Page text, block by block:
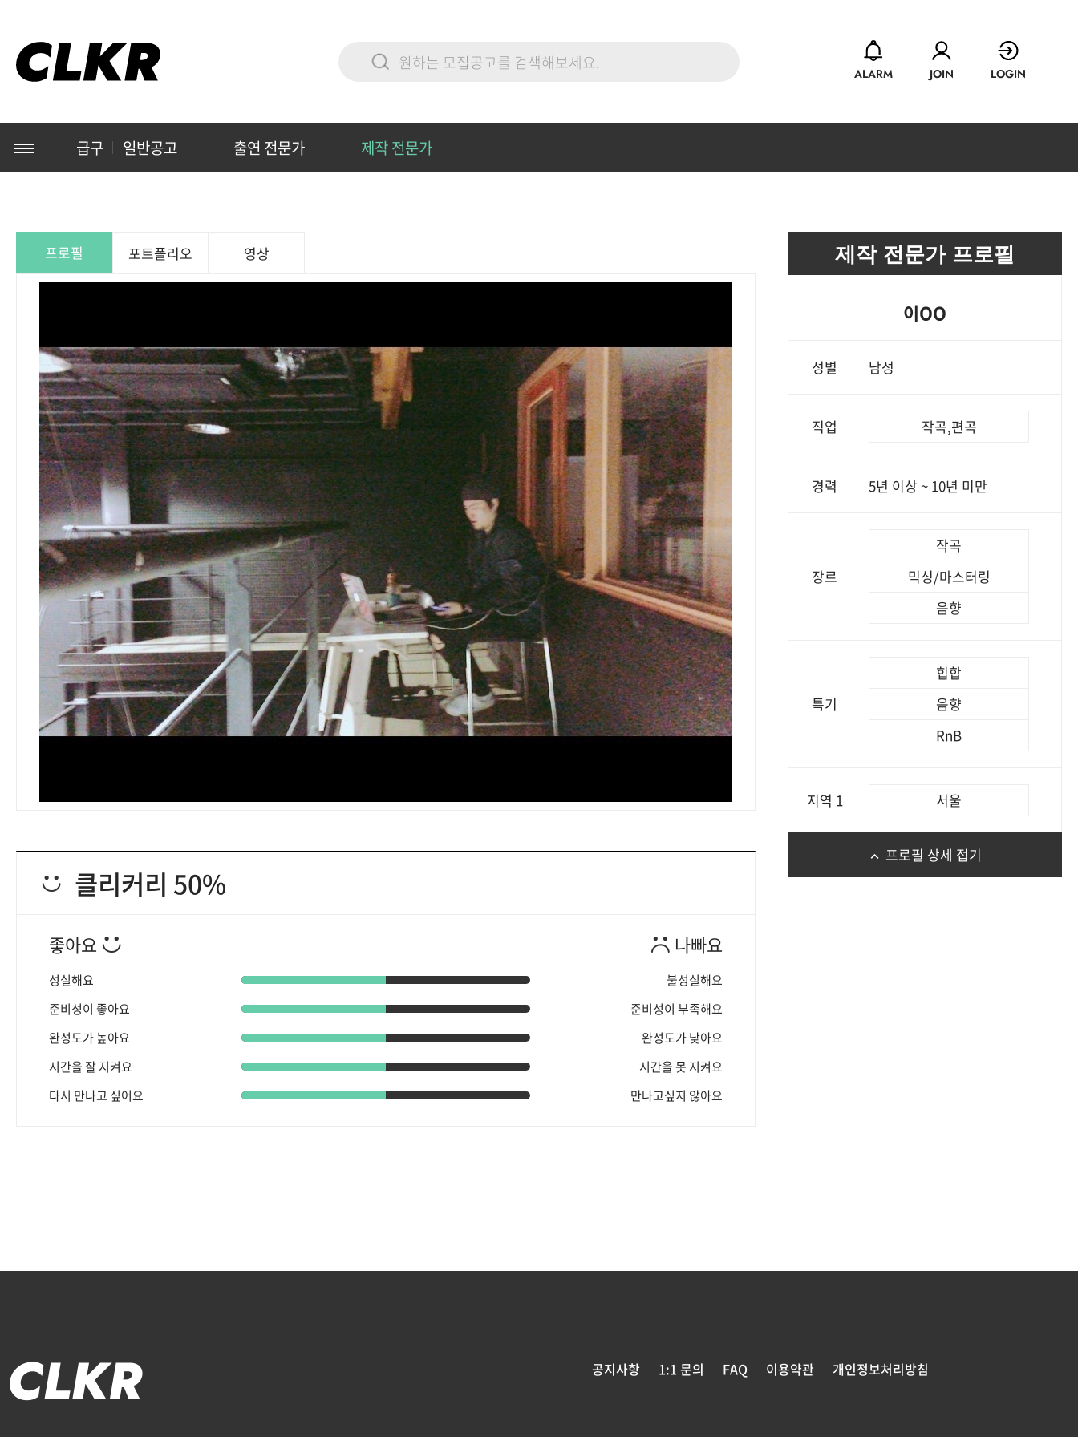
ALARM JOIN LOGIN
급구 일반공고 출연 전문가 제작 전문가
제작 전문가 프로필
이OO
성별 남성
직업 작곡,편곡
경력 5년 이상 ~ 10년 미만
장르
작곡
믹싱/마스터링
음향
특기
힙합
음향
RnB
지역 1 서울
프로필 상세 접기
프로필 포트폴리오 영상
클리커리 50%
좋아요 나빠요
성실해요
불성실해요
준비성이 좋아요
준비성이 부족해요
완성도가 높아요
완성도가 낮아요
시간을 잘 지켜요
시간을 못 지켜요
다시 만나고 싶어요
만나고싶지 않아요
공지사항 1:1 문의 FAQ 이용약관 개인정보처리방침